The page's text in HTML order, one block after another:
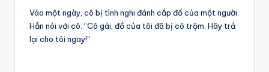
Vào một ngày, cô bị tình nghi đánh cắp đồ của một người.
Hắn nói với cô: “Cô gái, đồ của tôi đã bị cô trộm. Hãy trả
lại cho tôi ngay!”